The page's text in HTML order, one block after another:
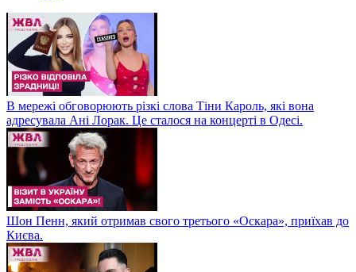
В мережі обговорюють різкі слова Тіни Кароль, які вона
адресувала Ані Лорак. Це сталося на концерті в Одесі.
Шон Пенн, який отримав свого третього «Оскара», приїхав до
Києва.